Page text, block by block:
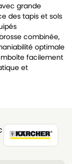
grande
des tapis et sols
combinée,
optimale
facilement
et